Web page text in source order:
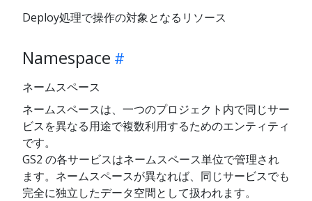
Deploy処理で操作の対象となるリソース
Namespace
ネームスペース
ネームスペースは、一つのプロジェクト内で同じサー
ビスを異なる用途で複数利用するためのエンティティ
です。
GS2 の各サービスはネームスペース単位で管理され
ます。ネームスペースが異なれば、同じサービスでも
完全に独立したデータ空間として扱われます。